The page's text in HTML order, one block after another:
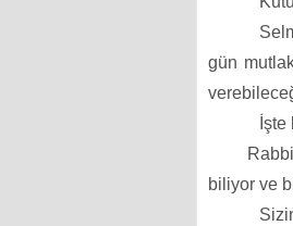
gün
biliyor ve